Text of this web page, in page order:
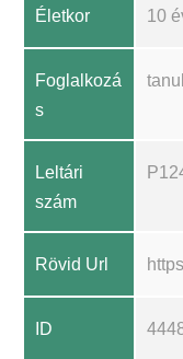
Életkor 10
Foglalkozá
s
Leltári
szám
Rövid Url
ID